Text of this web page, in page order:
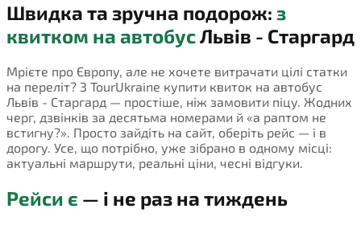
Швидка та зручна подорож: з
квитком на автобусЛьвів - Старгард
Мрієте про Європу, але не хочете витрачати цілі статки
на переліт? З TourUkraine купити квиток на автобус
Львів - Старгард — простіше, ніж замовити піцу. Жодних
черг, дзвінків за десятьма номерами й «а раптом не
встигну?». Просто зайдіть на сайт, оберіть рейс — і в
дорогу. Усе, що потрібно, уже зібрано в одному місці:
актуальні маршрути, реальні ціни, чесні відгуки.
Рейси є — і не раз на тиждень